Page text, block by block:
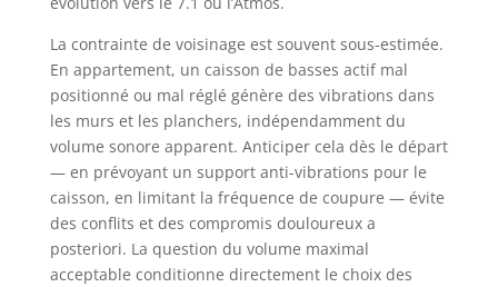
La contrainte de voisinage est souvent sous-estimée.
En appartement, un caisson de basses actif mal
positionné ou mal réglé génère des vibrations dans
les murs et les planchers, indépendamment du
volume sonore apparent. Anticiper cela dès le départ
— en prévoyant un support anti-vibrations pour le
caisson, en limitant la fréquence de coupure — évite
des conflits et des compromis douloureux a
posteriori. La question du volume maximal
acceptable conditionne directement le choix des